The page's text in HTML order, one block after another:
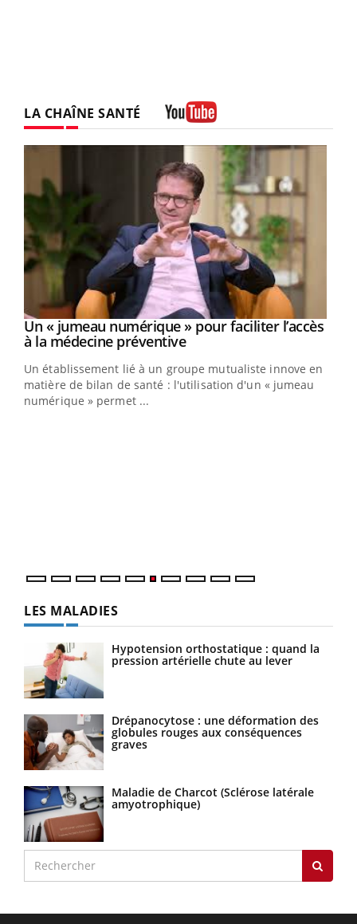
LA CHAÎNE SANTÉ
Youtube
Un « jumeau numérique » pour faciliter l’accès
à la médecine préventiveYoutube
Un établissement lié à un groupe mutualiste innove en
matière de bilan de santé : l'utilisation d'un « jumeau
numérique » permet ...
LES MALADIES
Hypotension orthostatique : quand la
pression artérielle chute au lever
Drépanocytose : une déformation des
globules rouges aux conséquences
graves
Maladie de Charcot (Sclérose latérale
amyotrophique)